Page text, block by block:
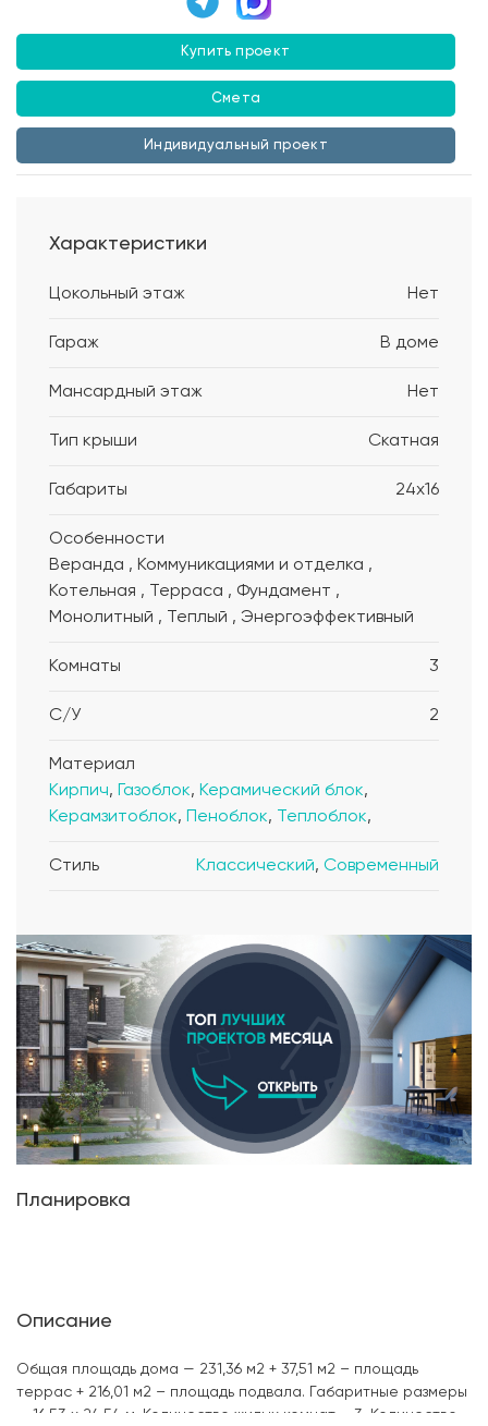
Купить проект
Смета
Индивидуальный проект
Характеристики
Цокольный этаж Нет
Гараж В доме
Мансардный этаж Нет
Тип крыши Скатная
Габариты 24x16
Особенности
Веранда , Коммуникациями и отделка ,
Котельная , Терраса , Фундамент ,
Монолитный , Теплый , Энергоэффективный
Комнаты 3
С/У 2
Материал
Кирпич, Газоблок, Керамический блок,
Керамзитоблок, Пеноблок, Теплоблок,
Стиль Классический, Современный
Планировка
Описание
Общая площадь дома — 231,36 м2 + 37,51 м2 – площадь
террас + 216,01 м2 – площадь подвала. Габаритные размеры
— 16,53 х 24,54 м. Количество жилых комнат – 3. Количество